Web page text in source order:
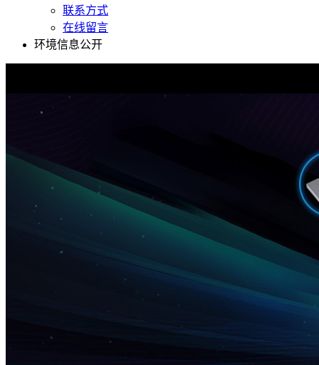
联系方式
在线留言
环境信息公开